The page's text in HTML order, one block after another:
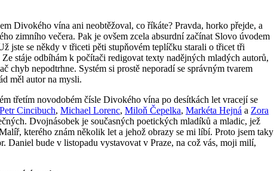
Divokého vína ani neobtěžoval, co říkáte? Pravda, horko přejde, a
zimního večera. Pak je ovšem zcela absurdní začínat Slovo úvodem
jste se někdy v třiceti pěti stupňovém teplíčku starali o třicet tři
stáje odbíhám k počítači redigovat texty nadějných mladých autorů,
chyb nepodtrhne. Systém si prostě neporadí se správným tvarem
měl autor na mysli.
třetím novodobém čísle Divokého vína po desítkách let vracejí se
Petr Cincibuch, Michael Lorenc, Miloň Čepelka, Markéta Hejná a Zora
Dvojnásobek je současných poetických mladíků a mladic, jež
kterého znám několik let a jehož obrazy se mi líbí. Proto jsem taky
Daniel bude v listopadu vystavovat v Praze, na což vás, moji milí,